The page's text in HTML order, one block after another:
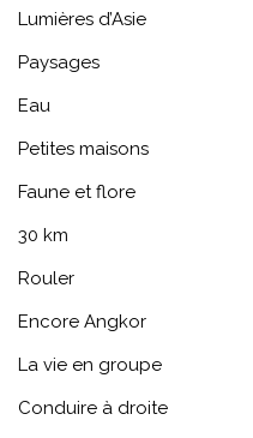
Lumières d’Asie
Paysages
Eau
Petites maisons
Faune et flore
30 km
Rouler
Encore Angkor
La vie en groupe
Conduire à droite